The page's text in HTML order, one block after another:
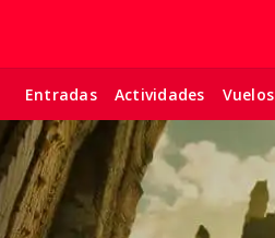
Entradas Actividades Vuelos